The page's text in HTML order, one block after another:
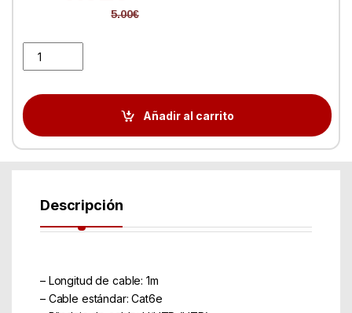
5.00€
Añadir al carrito
Descripción
– Longitud de cable: 1m
– Cable estándar: Cat6e